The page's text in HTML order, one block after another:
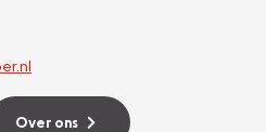
Over ons